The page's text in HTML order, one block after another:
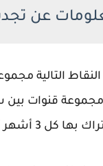
عن
قنوات بين
6 أشهر أو كل عام.